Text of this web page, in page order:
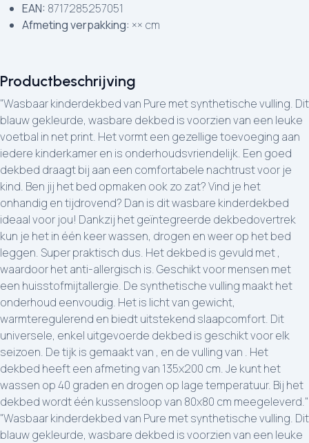
Productbeschrijving
"Wasbaar kinderdekbed van Pure met synthetische vulling. Dit
blauw gekleurde, wasbare dekbed is voorzien van een leuke
voetbal in net print. Het vormt een gezellige toevoeging aan
iedere kinderkamer en is onderhoudsvriendelijk. Een goed
dekbed draagt bij aan een comfortabele nachtrust voor je
kind. Ben jij het bed opmaken ook zo zat? Vind je het
onhandig en tijdrovend? Dan is dit wasbare kinderdekbed
ideaal voor jou! Dankzij het geïntegreerde dekbedovertrek
kun je het in één keer wassen, drogen en weer op het bed
leggen. Super praktisch dus. Het dekbed is gevuld met ,
waardoor het anti-allergisch is. Geschikt voor mensen met
een huisstofmijtallergie. De synthetische vulling maakt het
onderhoud eenvoudig. Het is licht van gewicht,
warmteregulerend en biedt uitstekend slaapcomfort. Dit
universele, enkel uitgevoerde dekbed is geschikt voor elk
seizoen. De tijk is gemaakt van , en de vulling van . Het
dekbed heeft een afmeting van 135x200 cm. Je kunt het
wassen op 40 graden en drogen op lage temperatuur. Bij het
dekbed wordt één kussensloop van 80x80 cm meegeleverd."
"Wasbaar kinderdekbed van Pure met synthetische vulling. Dit
blauw gekleurde, wasbare dekbed is voorzien van een leuke
EAN: 8717285257051
Afmeting verpakking: ×× cm